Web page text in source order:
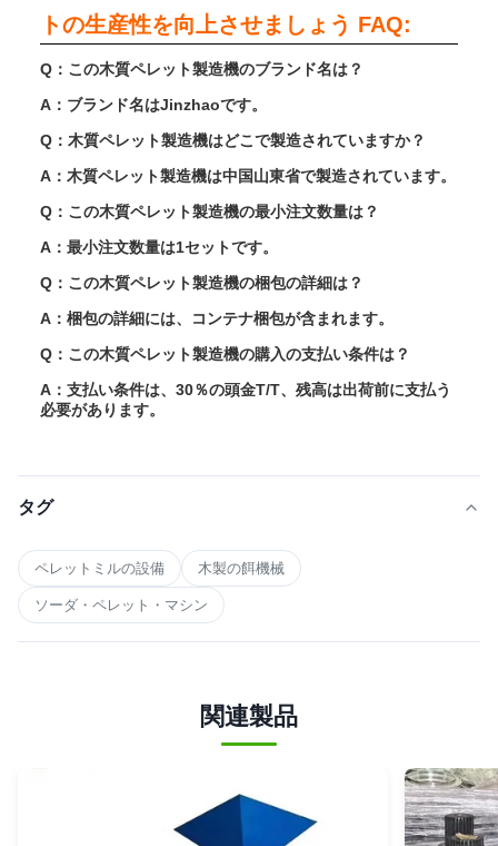
トの生産性を向上させましょう FAQ:
Q：この木質ペレット製造機のブランド名は？
A：ブランド名はJinzhaoです。
Q：木質ペレット製造機はどこで製造されていますか？
A：木質ペレット製造機は中国山東省で製造されています。
Q：この木質ペレット製造機の最小注文数量は？
A：最小注文数量は1セットです。
Q：この木質ペレット製造機の梱包の詳細は？
A：梱包の詳細には、コンテナ梱包が含まれます。
Q：この木質ペレット製造機の購入の支払い条件は？
A：支払い条件は、30％の頭金T/T、残高は出荷前に支払う
必要があります。
タグ
ペレットミルの設備 木製の餌機械
ソーダ・ペレット・マシン
関連製品